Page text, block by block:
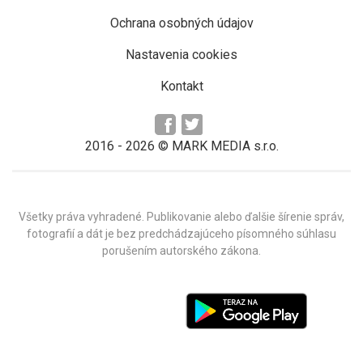
Ochrana osobných údajov
Nastavenia cookies
Kontakt
2016 - 2026 © MARK MEDIA s.r.o.
Všetky práva vyhradené. Publikovanie alebo ďalšie šírenie správ,
fotografií a dát je bez predchádzajúceho písomného súhlasu
porušením autorského zákona.